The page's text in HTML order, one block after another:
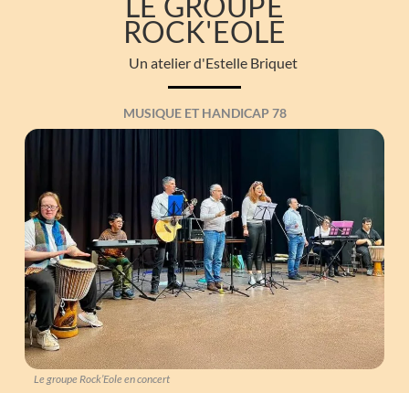
ROCK'EOLE
Un atelier d'Estelle Briquet
MUSIQUE ET HANDICAP 78
Le groupe Rock’Eole en concert